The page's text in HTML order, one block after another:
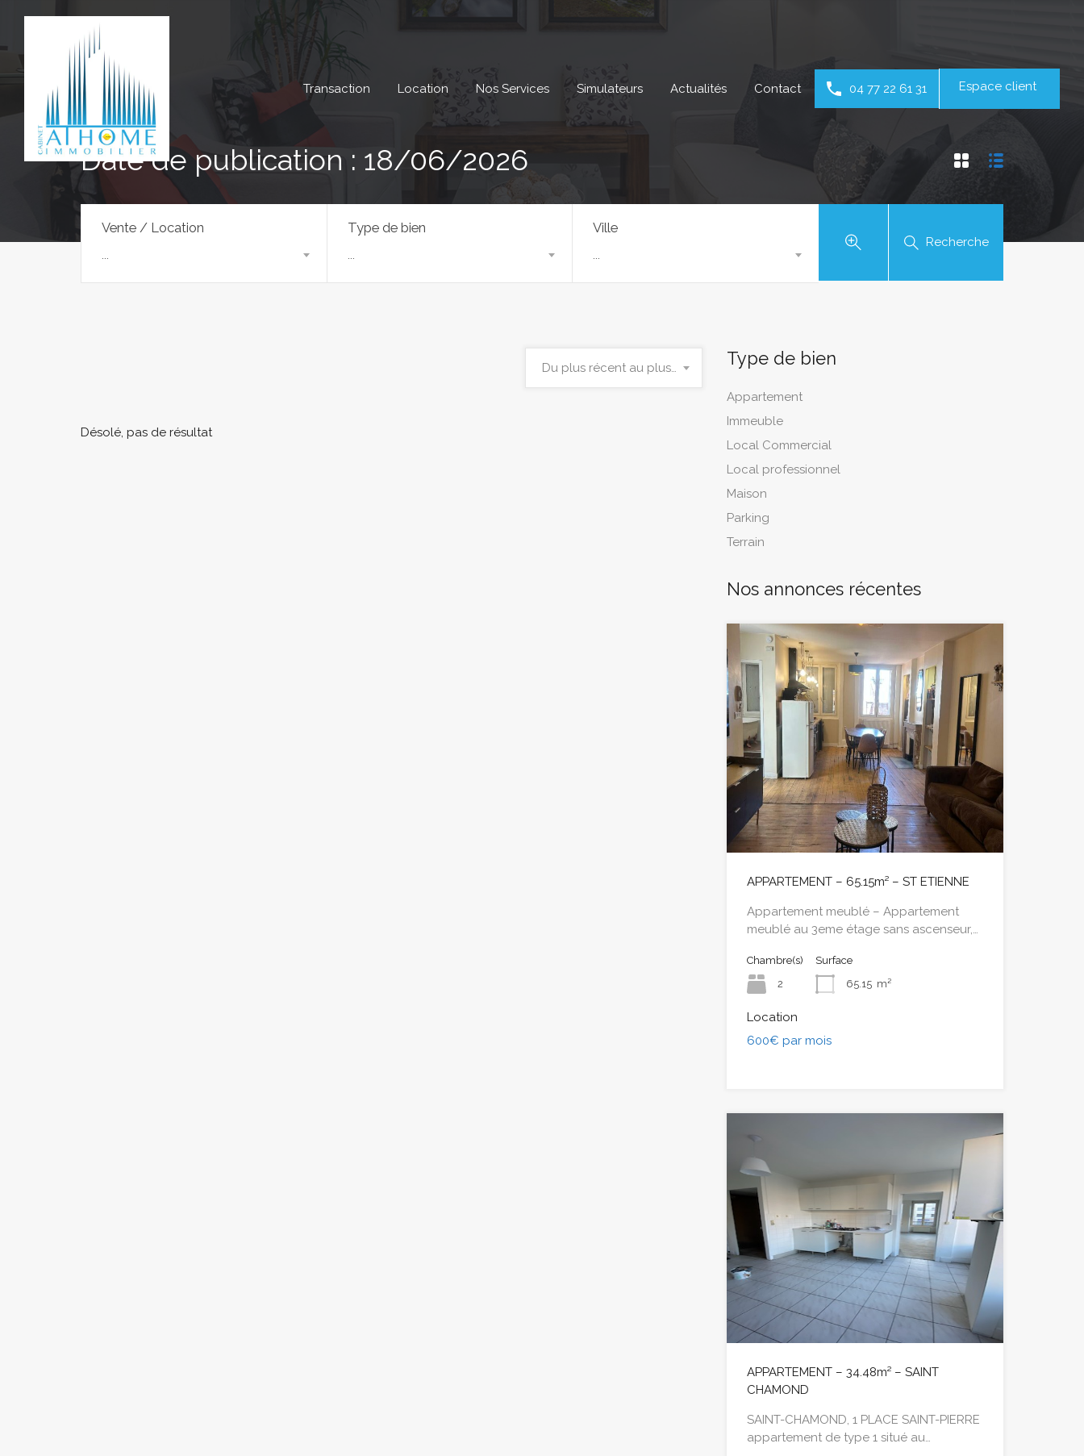
Transaction Location Nos Services Simulateurs Actualités Contact 04 77 22 61 31 Espace client
Date de publication : 18/06/2026
Vente / Location Type de bien Ville
Recherche
Du plus récent au plus ancien
Désolé, pas de résultat
Type de bien
Appartement
Immeuble
Local Commercial
Local professionnel
Maison
Parking
Terrain
Nos annonces récentes
APPARTEMENT – 65.15m² – ST ETIENNE
Appartement meublé – Appartement
meublé au 3eme étage sans ascenseur,…
Chambre(s)
2
Surface
65.15 m²
Location
600€ par mois
APPARTEMENT – 34.48m² – SAINT
CHAMOND
SAINT-CHAMOND, 1 PLACE SAINT-PIERRE
appartement de type 1 situé au…